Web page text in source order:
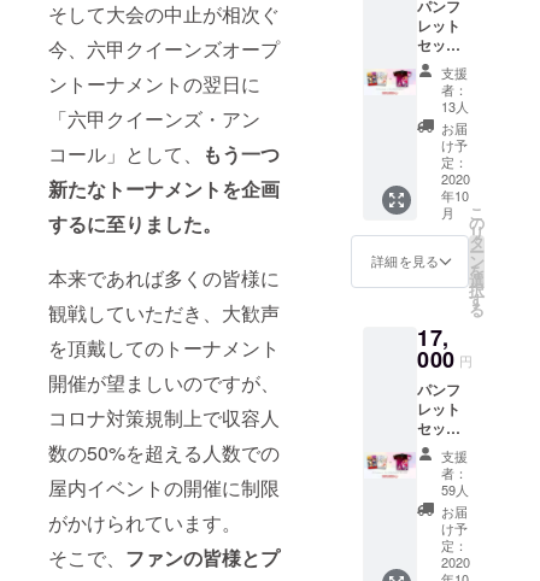
そして大会の中止が相次ぐ
今、六甲クイーンズオープ
ントーナメントの翌日に
「六甲クイーンズ・アン
コール」として、
もう一つ
新たなトーナメントを企画
するに至りました。
本来であれば多くの皆様に
観戦していただき、大歓声
を頂戴してのトーナメント
開催が望ましいのですが、
コロナ対策規制上で収容人
数の50%を超える人数での
屋内イベントの開催に制限
がかけられています。
そこで、 ファンの皆様とプ
ンフ
レット
に掲載
予定で
す。掲
載を辞
退され
る場合
は備考
欄に
「掲載
不要」
とご記
入くだ
パンフ
レット
セット
＋ク
イーン
ズオリ
ジナル
ウェア
※ウェア
のデザ
インは
一部変
更にな
る場合
がござ
いま
本プロ
ジェク
トにご
参加く
ださっ
た皆様
のお名
前をク
リスタ
ルカッ
プ大会
記念パ
ンフ
支援
者：
13人
お届
け予
定：
2020
年10
月
詳細を見る
こ
の
リ
タ
ー
ン
を
選
択
す
る
17,
000 円
パンフ
レット
セット
＋ク
イーン
ズオリ
ジナル
ウェア
【ネー
ム入
支援
者：
59人
お届
け予
定：
2020